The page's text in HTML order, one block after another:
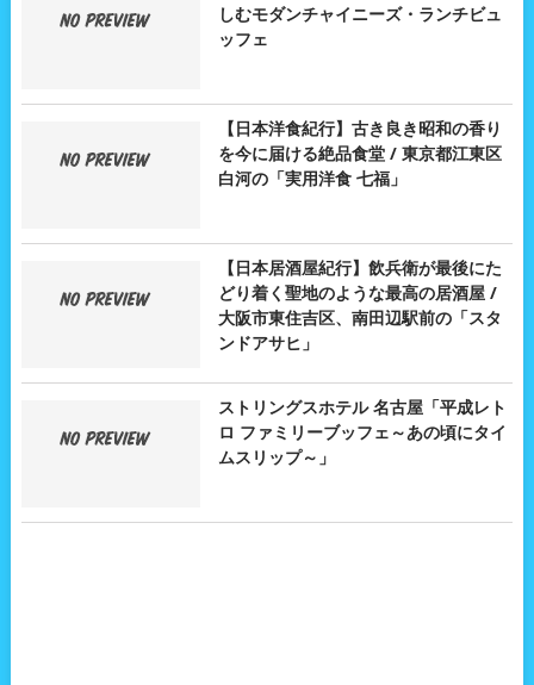
しむモダンチャイニーズ・ランチビュ
ッフェ
【日本洋食紀行】古き良き昭和の香り
を今に届ける絶品食堂 / 東京都江東区
白河の「実用洋食 七福」
【日本居酒屋紀行】飲兵衛が最後にた
どり着く聖地のような最高の居酒屋 /
大阪市東住吉区、南田辺駅前の「スタ
ンドアサヒ」
ストリングスホテル 名古屋「平成レト
ロ ファミリーブッフェ～あの頃にタイ
ムスリップ～」